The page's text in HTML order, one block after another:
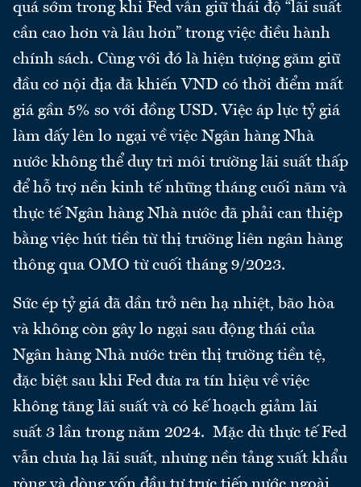
quá sớm trong khi Fed vẫn giữ thái độ “lãi suất
cần cao hơn và lâu hơn” trong việc điều hành
chính sách. Cùng với đó là hiện tượng găm giữ
đầu cơ nội địa đã khiến VND có thời điểm mất
giá gần 5% so với đồng USD. Việc áp lực tỷ giá
làm dấy lên lo ngại về việc Ngân hàng Nhà
nước không thể duy trì môi trường lãi suất thấp
để hỗ trợ nền kinh tế những tháng cuối năm và
thực tế Ngân hàng Nhà nước đã phải can thiệp
bằng việc hút tiền từ thị trường liên ngân hàng
thông qua OMO từ cuối tháng 9/2023.
Sức ép tỷ giá đã dần trở nên hạ nhiệt, bão hòa
và không còn gây lo ngại sau động thái của
Ngân hàng Nhà nước trên thị trường tiền tệ,
đặc biệt sau khi Fed đưa ra tín hiệu về việc
không tăng lãi suất và có kế hoạch giảm lãi
suất 3 lần trong năm 2024. Mặc dù thực tế Fed
vẫn chưa hạ lãi suất, nhưng nền tảng xuất khẩu